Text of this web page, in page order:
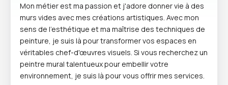
Mon métier est ma passion et j'adore donner vie à des
murs vides avec mes créations artistiques. Avec mon
sens de l'esthétique et ma maîtrise des techniques de
peinture, je suis là pour transformer vos espaces en
véritables chef-d'œuvres visuels. Si vous recherchez un
peintre mural talentueux pour embellir votre
environnement, je suis là pour vous offrir mes services.